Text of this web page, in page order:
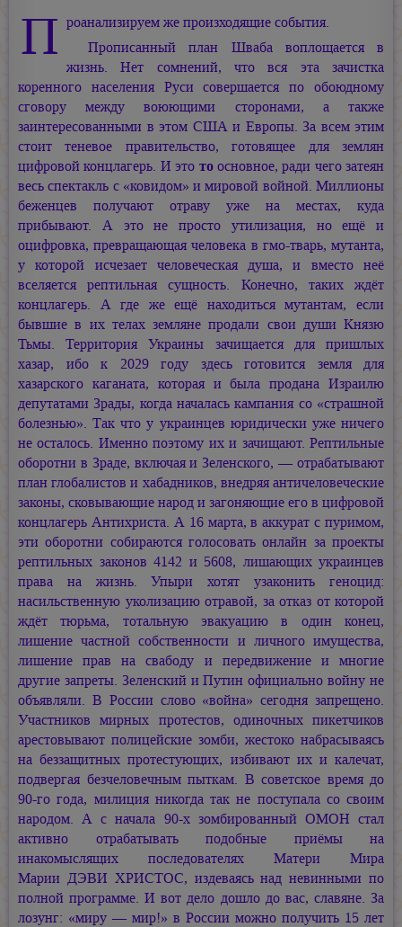
П роанализируем же произходящие события.
Прописанный план Шваба воплощается в
жизнь. Нет сомнений, что вся эта зачистка
коренного населения Руси совершается по обоюдному
сговору между воюющими сторонами, а также
заинтересованными в этом США и Европы. За всем этим
стоит теневое правительство, готовящее для землян
цифровой концлагерь. И это тоосновное, ради чего затеян
весь спектакль с «ковидом» и мировой войной. Миллионы
беженцев получают отраву уже на местах, куда
прибывают. А это не просто утилизация, но ещё и
оцифровка, превращающая человека в гмо-тварь, мутанта,
у которой исчезает человеческая душа, и вместо неё
вселяется рептильная сущность. Конечно, таких ждёт
концлагерь. А где же ещё находиться мутантам, если
бывшие в их телах земляне продали свои души Князю
Тьмы. Территория Украины зачищается для пришлых
хазар, ибо к 2029 году здесь готовится земля для
хазарского каганата, которая и была продана Израилю
депутатами Зрады, когда началась кампания со «страшной
болезнью». Так что у украинцев юридически уже ничего
не осталось. Именно поэтому их и зачищают. Рептильные
оборотни в Зраде, включая и Зеленского, — отрабатывают
план глобалистов и хабадников, внедряя античеловеческие
законы, сковывающие народ и загоняющие его в цифровой
концлагерь Антихриста. А 16 марта, в аккурат с пуримом,
эти оборотни собираются голосовать онлайн за проекты
рептильных законов 4142 и 5608, лишающих украинцев
права на жизнь. Упыри хотят узаконить геноцид:
насильственную уколизацию отравой, за отказ от которой
ждёт тюрьма, тотальную эвакуацию в один конец,
лишение частной собственности и личного имущества,
лишение прав на свабоду и передвижение и многие
другие запреты. Зеленский и Путин официально войну не
объявляли. В России слово «война» сегодня запрещено.
Участников мирных протестов, одиночных пикетчиков
арестовывают полицейские зомби, жестоко набрасываясь
на беззащитных протестующих, избивают их и калечат,
подвергая безчеловечным пыткам. В советское время до
90-го года, милиция никогда так не поступала со своим
народом. А с начала 90-х зомбированный ОМОН стал
активно отрабатывать подобные приёмы на
инакомыслящих последователях Матери Мира
Марии ДЭВИ ХРИСТОС, издеваясь над невинными по
полной программе. И вот дело дошло до вас, славяне. За
лозунг: «миру — мир!» в России можно получить 15 лет